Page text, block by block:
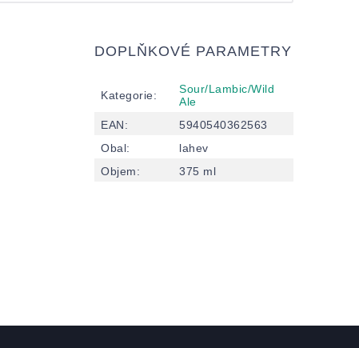
DOPLŇKOVÉ PARAMETRY
Kategorie:
Sour/Lambic/Wild
Ale
EAN:
5940540362563
Obal:
lahev
Objem: 375 ml